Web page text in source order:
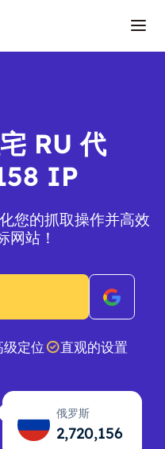
RU 代
IP
您的抓取操作并高效
网站！
级定位
直观的设置
俄罗斯
2,720,158